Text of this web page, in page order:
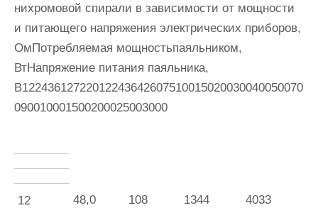
нихромовой спирали в зависимости от мощности
и питающего напряжения электрических приборов,
ОмПотребляемая мощностьпаяльником,
ВтНапряжение питания паяльника,
В12243612722012243642607510015020030040050070
090010001500200025003000
12 48,0 108 1344 4033